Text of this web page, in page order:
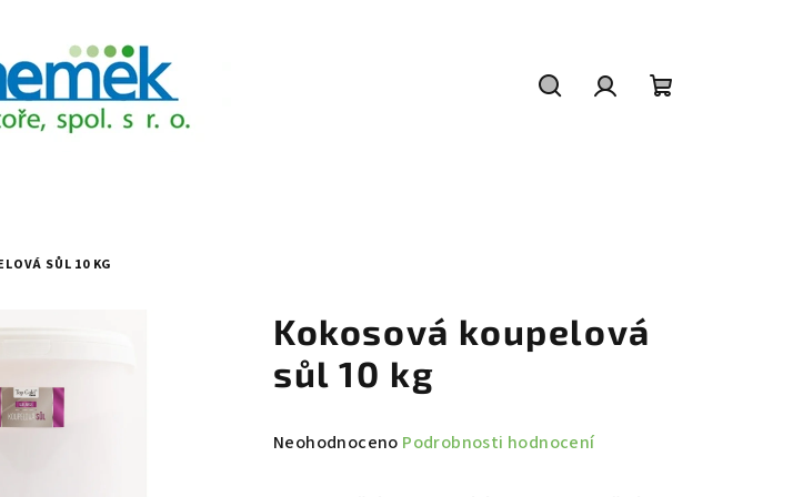
SŮL 10 KG
Kokosová koupelová
sůl 10 kg
Průměrné
Neohodnoceno Podrobnosti hodnocení